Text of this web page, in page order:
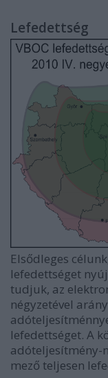
Lefedettség
Elsődleges
lefedettséget
tudjuk, az
négyzetével
lefedettséget. A
adóteljesítmény-
mező teljesen